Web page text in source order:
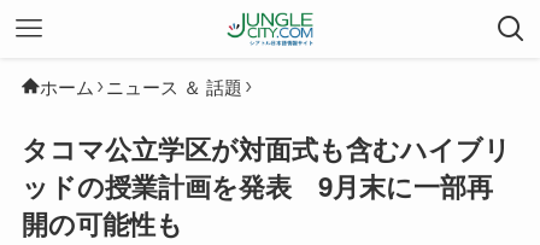
ホーム ニュース ＆ 話題
タコマ公立学区が対面式も含むハイブリ
ッドの授業計画を発表 9月末に一部再
開の可能性も